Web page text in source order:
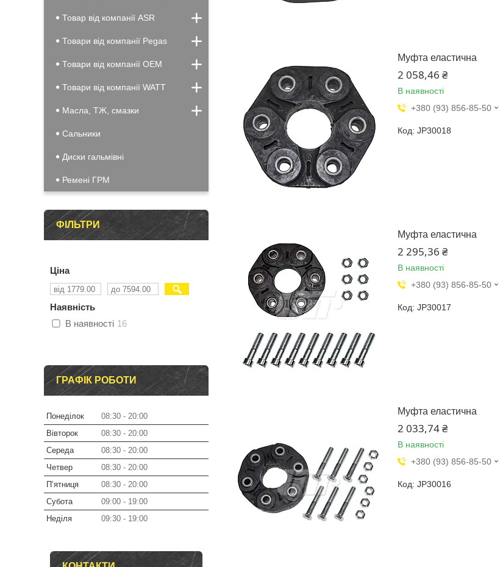
Муфта еластична
2 058,46 ₴
В наявності
+380 (93) 856-85-50
JP30018
Муфта еластична
2 295,36 ₴
В наявності
+380 (93) 856-85-50
JP30017
Муфта еластична
2 033,74 ₴
В наявності
+380 (93) 856-85-50
JP30016
Товар від компанії ASR
Товари від компанії Pegas
Товари від компанії OEM
Товари від компанії WATT
Масла, ТЖ, смазки
Сальники
Диски гальмівні
Ремені ГРМ
ФІЛЬТРИ
Ціна
Наявність
В наявності 16
ГРАФІК РОБОТИ
Понеділок 08:30
20:00
Вівторок
08:30
20:00
Середа
08:30
20:00
Четвер
08:30
20:00
Пʼятниця
08:30
20:00
Субота
09:00
19:00
Неділя
09:30 19:00